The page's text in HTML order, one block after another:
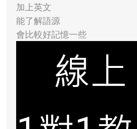
加上英文
能了解語源
會比較好記憶一些